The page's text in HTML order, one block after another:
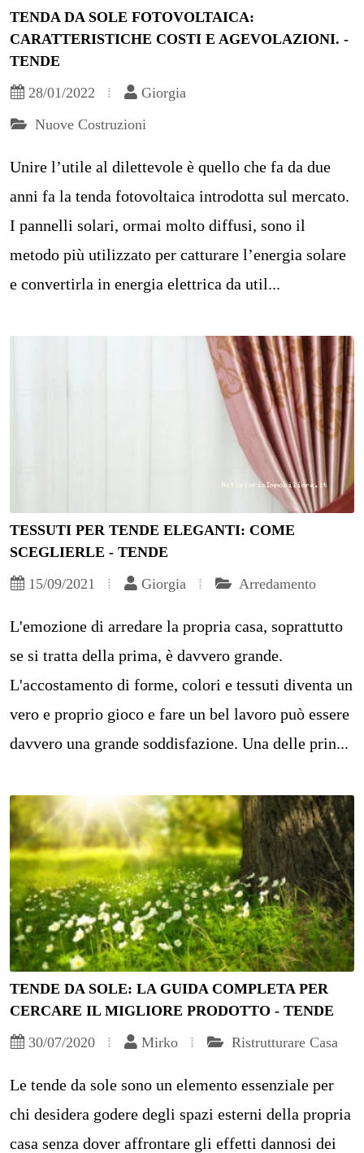
TENDA DA SOLE FOTOVOLTAICA:
CARATTERISTICHE COSTI E AGEVOLAZIONI. -
TENDE
28/01/2022
Giorgia
Nuove Costruzioni
Unire l’utile al dilettevole è quello che fa da due
anni fa la tenda fotovoltaica introdotta sul mercato.
I pannelli solari, ormai molto diffusi, sono il
metodo più utilizzato per catturare l’energia solare
e convertirla in energia elettrica da util...
TESSUTI PER TENDE ELEGANTI: COME
SCEGLIERLE - TENDE
15/09/2021
Giorgia Arredamento
L'emozione di arredare la propria casa, soprattutto
se si tratta della prima, è davvero grande.
L'accostamento di forme, colori e tessuti diventa un
vero e proprio gioco e fare un bel lavoro può essere
davvero una grande soddisfazione. Una delle prin...
TENDE DA SOLE: LA GUIDA COMPLETA PER
CERCARE IL MIGLIORE PRODOTTO - TENDE
30/07/2020
Mirko Ristrutturare Casa
Le tende da sole sono un elemento essenziale per
chi desidera godere degli spazi esterni della propria
casa senza dover affrontare gli effetti dannosi dei